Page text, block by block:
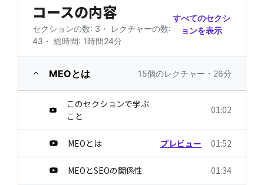
コースの内容
セクションの数: 3 ・
レクチャーの数:
43 ・ 総時間: 1時間24分
すべてのセクシ
ョンを表示
MEOとは 15個のレクチャー・26分
このセクションで学ぶ
こと
01:02
MEOとは プレビュー 01:52
MEOとSEOの関係性 01:34